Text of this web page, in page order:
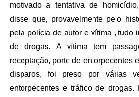
motivado a tentativa de
disse que, provavelmente pelo
pela polícia de autor e vítima , tudo
de drogas. A vítima tem
receptação, porte de entorpecentes
disparos, foi preso por várias
entorpecentes e tráfico de drogas.